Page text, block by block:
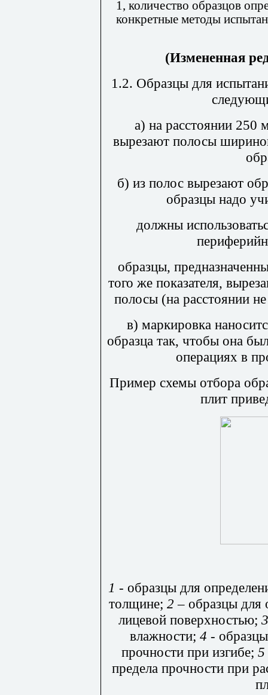
1, количество образцов
конкретные методы
(Измененная
1.2. Образцы для
а) на расстоянии 250
вырезают полосы
б) из полос вырезают
образцы надо
должны
образцы,
того же показателя,
полосы (на расстоянии
в) маркировка
образца так, чтобы она
операциях в
Пример схемы отбора
плит
1 - образцы для
толщине; 2 – образцы для
лицевой поверхностью; 3
влажности; 4 -
прочности при изгибе; 5
предела прочности при